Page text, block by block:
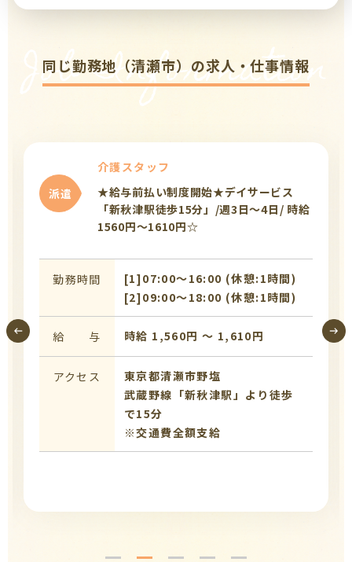
Job Information
同じ勤務地（清瀬市）の求人・仕事情報
派遣
介護スタッフ
★給与前払い制度開始★デイサービス
「新秋津駅徒歩15分」/週3日～4日/ 時給
1560円～1610円☆
勤務時間
[1]07:00〜16:00 (休憩:1時間)
[2]09:00〜18:00 (休憩:1時間)
給 与 時給 1,560円 〜 1,610円
アクセス
東京都清瀬市野塩
武蔵野線「新秋津駅」より徒歩
で15分
※交通費全額支給